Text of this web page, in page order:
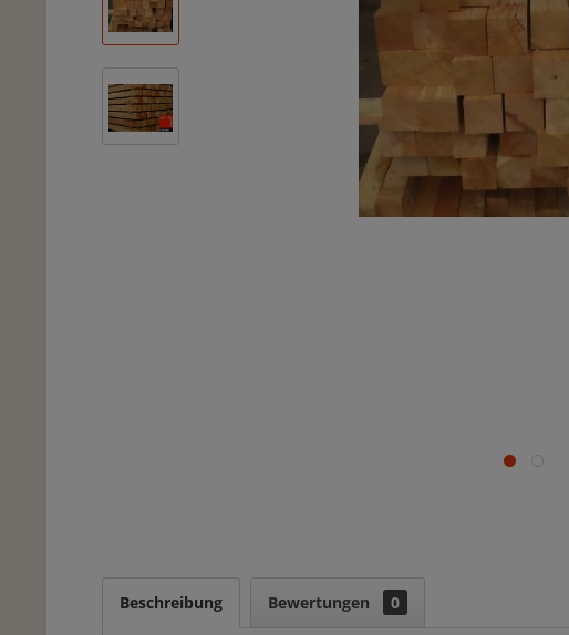
Beschreibung Bewertungen 0